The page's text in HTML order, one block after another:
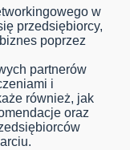
w
przedsiębiorcy,
poprzez
partnerów
i
również, jak
oraz